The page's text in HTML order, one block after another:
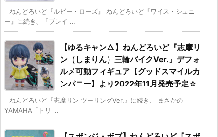
ねんどろいど『ルビー・ローズ』 ねんどろいど『ワイス・シュニ
ー』に続き、「ブレイ ...
【ゆるキャン△】ねんどろいど『志摩リ
ン（しまりん）三輪バイクVer.』デフォ
ルメ可動フィギュア【グッドスマイルカ
ンパニー】より2022年11月発売予定☆
ねんどろいど『志摩リン ツーリングVer.』に続き、 まさかの
YAMAHA「トリ ...